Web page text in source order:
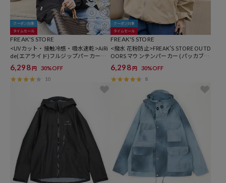
クーポン対象
タイムセール
FREAK'S STORE
<UVカット・接触冷感・吸水速乾>AiRi
de(エアライド)フルジップパーカー
【限定展開】
6,298円 30%OFF
10
クーポン対象
タイムセール
FREAK'S STORE
<撥水 花粉防止>FREAK'S STORE OUTD
OORS マウンテンパーカー (パッカブ
ル)【限定展開】
6,298円 30%OFF
8